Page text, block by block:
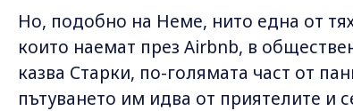
Но, подобно на Неме, нито една от
които наемат през Airbnb, в
казва Старки, по-голямата част от
пътуването им идва от приятелите и